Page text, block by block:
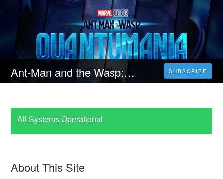
Ant-Man and the Wasp: Quantumania (2023) Filma me titra Shqip HD 1080p SUBSCRIBE
All Systems Operational
About This Site